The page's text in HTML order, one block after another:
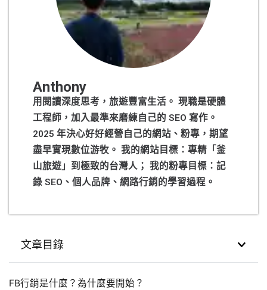
Anthony
用閱讀深度思考，旅遊豐富生活。 現職是硬體
工程師，加入最準來磨練自己的 SEO 寫作。
2025 年決心好好經營自己的網站、粉專，期望
盡早實現數位游牧。 我的網站目標：專精「釜
山旅遊」到極致的台灣人； 我的粉專目標：記
錄 SEO、個人品牌、網路行銷的學習過程。
文章目錄
FB行銷是什麼？為什麼要開始？